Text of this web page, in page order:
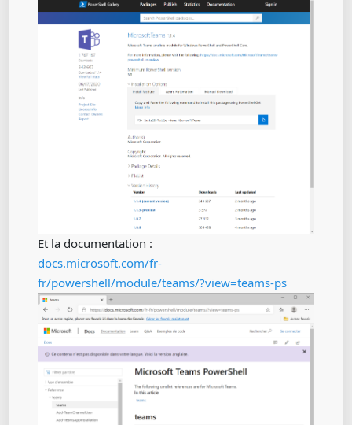
Et la documentation :
docs.microsoft.com/fr-
fr/powershell/module/teams/?view=teams-ps